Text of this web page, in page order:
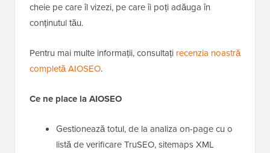
cheie pe care îl vizezi, pe care îi poți adăuga în
conținutul tău.
Pentru mai multe informații, consultați recenzia noastră
completă AIOSEO.
Ce ne place la AIOSEO
Gestionează totul, de la analiza on-page cu o
listă de verificare TruSEO, sitemaps XML